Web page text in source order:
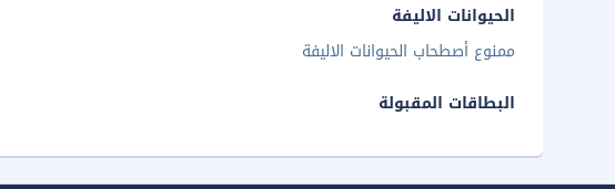
الحيوانات الاليفة
ممنوع أصطحاب الحيوانات الاليفة
البطاقات المقبولة